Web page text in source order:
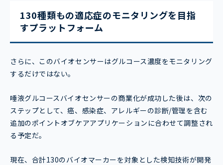
130種類もの適応症のモニタリングを目指
すプラットフォーム
さらに、このバイオセンサーはグルコース濃度をモニタリング
するだけではない。
唾液グルコースバイオセンサーの商業化が成功した後は、次の
ステップとして、癌、感染症、アレルギーの診断/管理を含む
追加のポイントオブケアアプリケーションに合わせて調整され
る予定だ。
現在、合計130のバイオマーカーを対象とした検知技術が開発